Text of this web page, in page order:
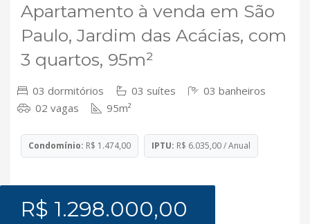
Apartamento à venda em São
Paulo, Jardim das Acácias, com
3 quartos, 95m²
03 dormitórios 03 suítes
03 banheiros
02 vagas
95m²
Condomínio: R$ 1.474,00 IPTU: R$ 6.035,00 / Anual
R$ 1.298.000,00